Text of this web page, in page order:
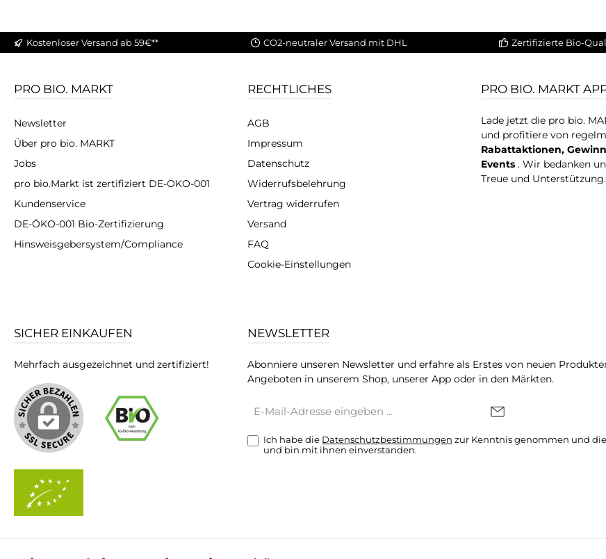
Kostenloser Versand ab 59€** CO2-neutraler Versand mit DHL Zertifizierte Bio-
PRO BIO. MARKT
Newsletter
Über pro bio. MARKT
Jobs
pro bio.Markt ist zertifiziert DE-ÖKO-001
Kundenservice
DE-ÖKO-001 Bio-Zertifizierung
Hinsweisgebersystem/Compliance
RECHTLICHES
AGB
Impressum
Datenschutz
Widerrufsbelehrung
Vertrag widerrufen
Versand
FAQ
Cookie-Einstellungen
PRO BIO. MARKT
Lade jetzt die pro bio.
und profitiere von
Rabattaktionen,
Events . Wir bedanken
Treue und
SICHER EINKAUFEN
Mehrfach ausgezeichnet und zertifiziert!
NEWSLETTER
Abonniere unseren Newsletter und erfahre als Erstes von neuen
Angeboten in unserem Shop, unserer App oder in den Märkten.
Mail-
Ich habe die Datenschutzbestimmungen zur Kenntnis genommen und die
und bin mit ihnen einverstanden.